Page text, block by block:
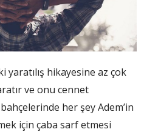
hikayesine az çok
ve onu cennet
her şey Adem’in
için çaba sarf etmesi